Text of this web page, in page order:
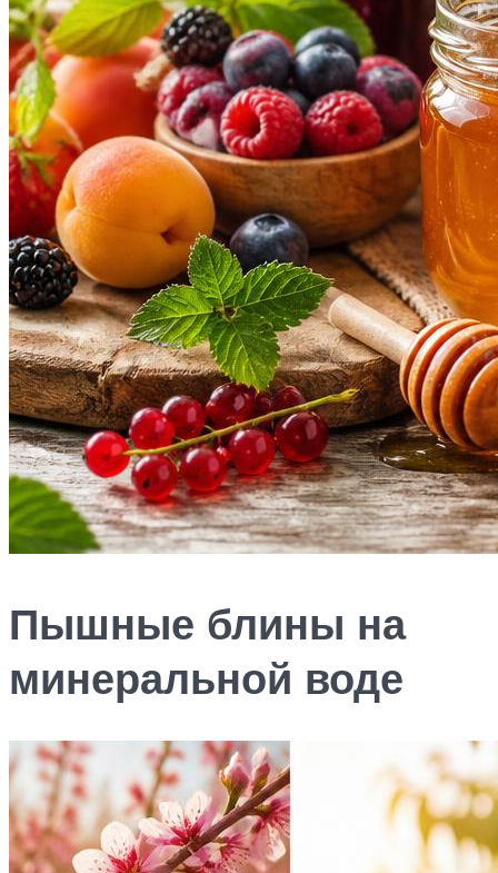
Пышные блины на
минеральной воде